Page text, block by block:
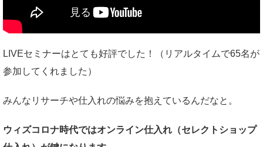
LIVEセミナーはとても好評でした！（リアルタイムで65名が
参加してくれました）
みんなリサーチや仕入れの悩みを抱えているんだなと。
ウィズコロナ時代ではオンライン仕入れ（セレクトショップ